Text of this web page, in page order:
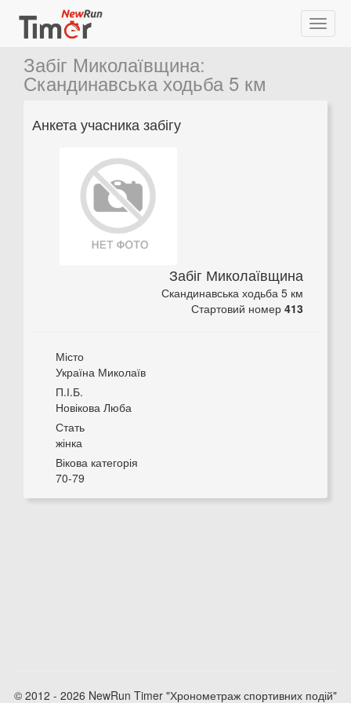
Забіг Миколаївщина:
Скандинавська ходьба 5 км
Анкета учасника забігу
Забіг Миколаївщина
Скандинавська ходьба 5 км
Стартовий номер 413
Місто
Україна Миколаїв
П.І.Б.
Новікова Люба
Стать
жінка
Вікова категорія
70-79
© 2012 - 2026 NewRun Timer "Хронометраж спортивних подій"